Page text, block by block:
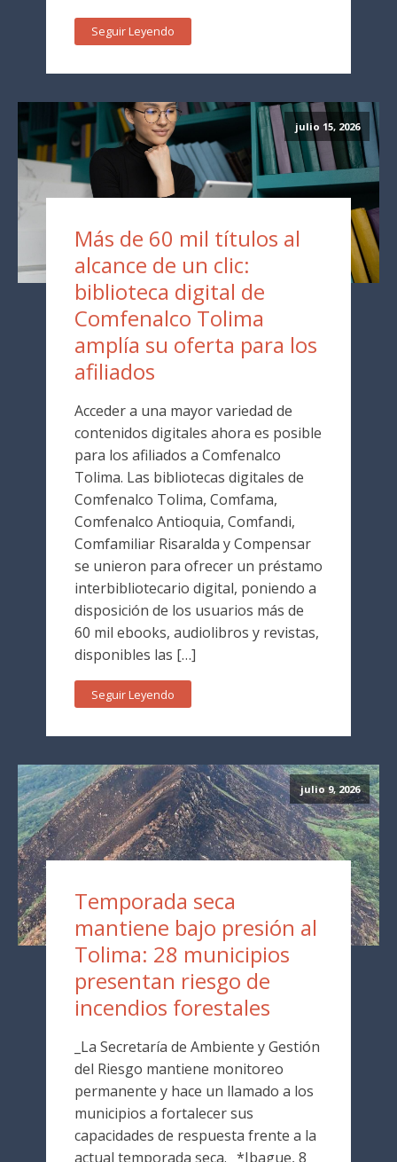
Seguir Leyendo
julio 15, 2026
Más de 60 mil títulos al
alcance de un clic:
biblioteca digital de
Comfenalco Tolima
amplía su oferta para los
afiliados
Acceder a una mayor variedad de
contenidos digitales ahora es posible
para los afiliados a Comfenalco
Tolima. Las bibliotecas digitales de
Comfenalco Tolima, Comfama,
Comfenalco Antioquia, Comfandi,
Comfamiliar Risaralda y Compensar
se unieron para ofrecer un préstamo
interbibliotecario digital, poniendo a
disposición de los usuarios más de
60 mil ebooks, audiolibros y revistas,
disponibles las […]
Seguir Leyendo
julio 9, 2026
Temporada seca
mantiene bajo presión al
Tolima: 28 municipios
presentan riesgo de
incendios forestales
_La Secretaría de Ambiente y Gestión
del Riesgo mantiene monitoreo
permanente y hace un llamado a los
municipios a fortalecer sus
capacidades de respuesta frente a la
actual temporada seca._ *Ibague, 8